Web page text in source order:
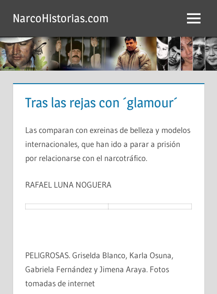
contenido
NarcoHistorias.com Menú
Tras las rejas con ´glamour´
Las comparan con exreinas de belleza y modelos
internacionales, que han ido a parar a prisión
por relacionarse con el narcotráfico.
RAFAEL LUNA NOGUERA
PELIGROSAS. Griselda Blanco, Karla Osuna,
Gabriela Fernández y Jimena Araya. Fotos
tomadas de internet